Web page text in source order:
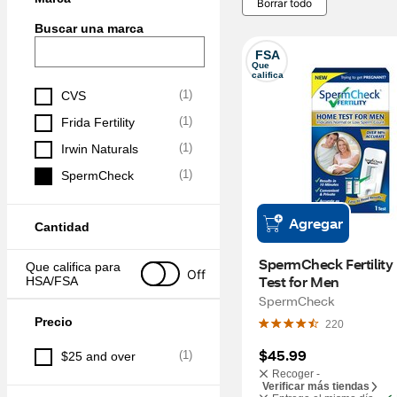
Buscar una marca
CVS (1)
Frida Fertility (1)
Irwin Naturals (1)
SpermCheck (1)
Cantidad
Que califica para
HSA/FSA
Off
Precio
$25 and over (1)
Borrar todo
FSA
Que
califica
Agregar
SpermCheck Fertility
Test for Men
SpermCheck
220
$45.99
Recoger -
Verificar más tiendas